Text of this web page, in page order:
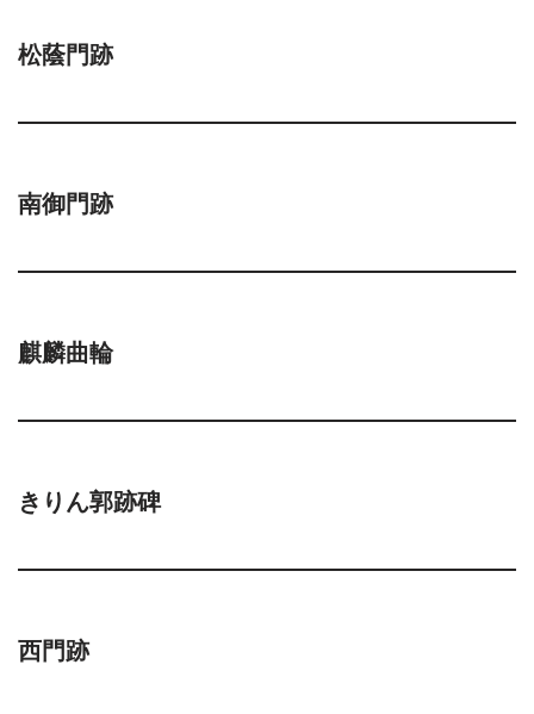
松蔭門跡
南御門跡
麒麟曲輪
きりん郭跡碑
西門跡